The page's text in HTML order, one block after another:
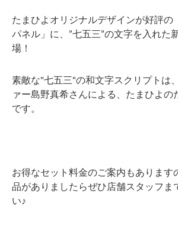
たまひよオリジナルデザインが好評の
パネル」に、”七五三”の文字を入れた
場！
素敵な"七五三"の和文字スクリプトは
ァー島野真希さんによる、たまひよの
です。
お得なセット料金のご案内もあります
品がありましたらぜひ店舗スタッフま
い♪